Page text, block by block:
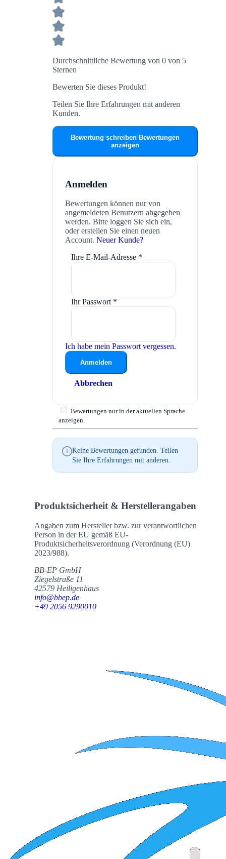
Durchschnittliche Bewertung von 0 von 5
Sternen
Bewerten Sie dieses Produkt!
Teilen Sie Ihre Erfahrungen mit anderen
Kunden.
Bewertung schreiben Bewertungen
anzeigen
Anmelden
Bewertungen können nur von
angemeldeten Benutzern abgegeben
werden. Bitte loggen Sie sich ein,
oder erstellen Sie einen neuen
Account. Neuer Kunde?
Ihre E-Mail-Adresse *
Ihr Passwort *
Ich habe mein Passwort vergessen.
Anmelden
Abbrechen
Bewertungen nur in der aktuellen Sprache
anzeigen.
Keine Bewertungen gefunden. Teilen
Sie Ihre Erfahrungen mit anderen.
Produktsicherheit & Herstellerangaben
Angaben zum Hersteller bzw. zur verantwortlichen
Person in der EU gemäß EU-
Produktsicherheitsverordnung (Verordnung (EU)
2023/988).
BB-EP GmbH
Ziegelstraße 11
42579 Heiligenhaus
info@bbep.de
+49 2056 9290010